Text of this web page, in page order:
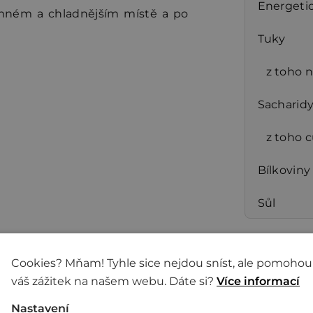
a chladnějším místě a po
Tuky
z toho
z toho
Bílkoviny
Sůl
japonskou Sójovkou
Cookies? Mňam! Tyhle sice nejdou sníst, ale
váš zážitek na našem webu. Dáte si? Více informací
Nastavení